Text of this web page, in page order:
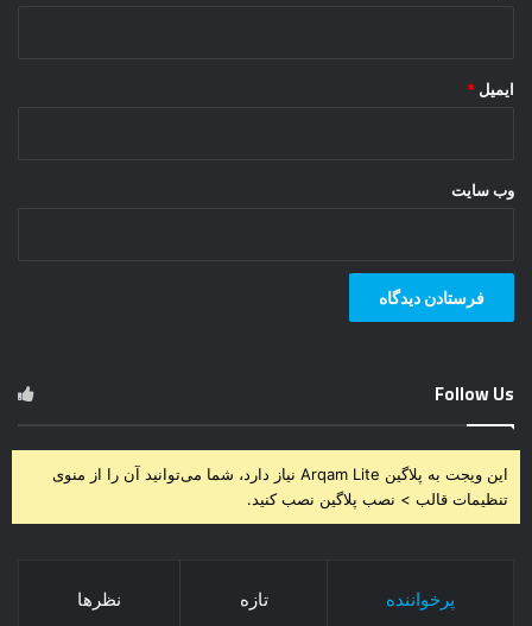
ایمیل *
وب‌ سایت
Follow Us
این ویجت به پلاگین Arqam Lite نیاز دارد، شما می‌توانید آن را از منوی
تنظیمات قالب > نصب پلاگین نصب کنید.
پرخواننده تازه نظرها